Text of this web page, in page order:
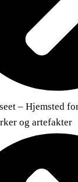
– Hjemsted
og artefakter